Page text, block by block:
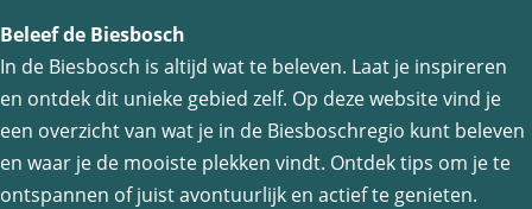
d
e
z
p
d
e
z
e
p
d
e
z
p
Beleef de Biesbosch
In de Biesbosch is altijd wat te beleven. Laat je inspireren
en ontdek dit unieke gebied zelf. Op deze website vind je
een overzicht van wat je in de Biesboschregio kunt beleven
en waar je de mooiste plekken vindt. Ontdek tips om je te
ontspannen of juist avontuurlijk en actief te genieten.